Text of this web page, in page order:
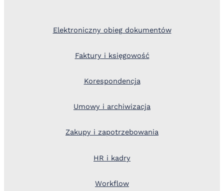
Elektroniczny obieg dokumentów
Faktury i księgowość
Korespondencja
Umowy i archiwizacja
Zakupy i zapotrzebowania
HR i kadry
Workflow